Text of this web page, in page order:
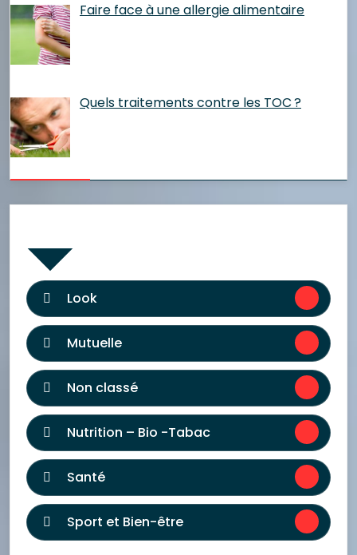
Faire face à une allergie alimentaire
Quels traitements contre les TOC ?
Look
Mutuelle
Non classé
Nutrition – Bio -Tabac
Santé
Sport et Bien-être